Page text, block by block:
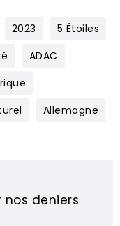
2023
5 Étoiles
ADAC
Allemagne
deniers